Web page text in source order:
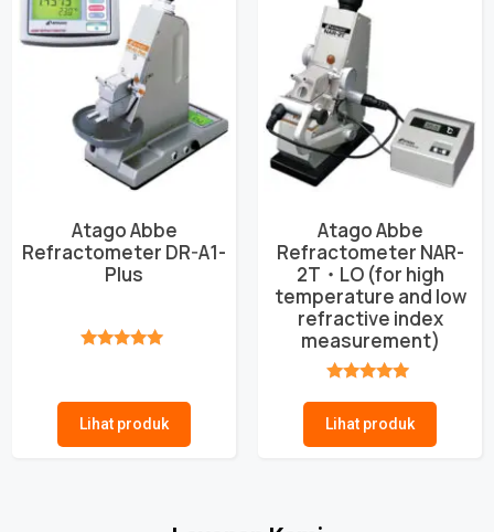
Atago Abbe
Refractometer DR-A1-
Plus
Lihat produk
Atago Abbe
Refractometer NAR-
2T・LO (for high
temperature and low
refractive index
measurement)
Lihat produk